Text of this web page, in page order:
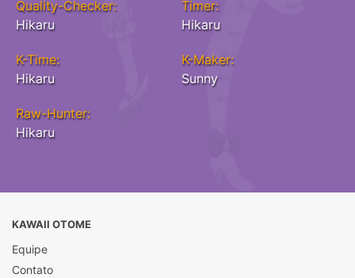
Quality-Checker:
Hikaru
Timer:
Hikaru
K-Time:
Hikaru
K-Maker:
Sunny
Raw-Hunter:
Hikaru
KAWAII OTOME
Equipe
Contato